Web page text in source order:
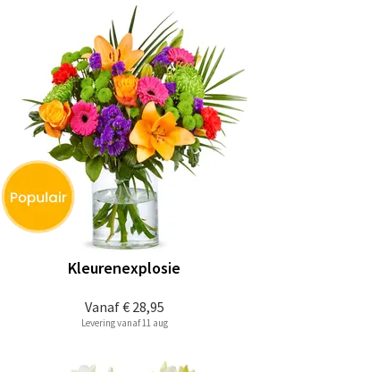
Vanaf€ 28,95
Kleurenexplosie
Levering vanaf 11 aug